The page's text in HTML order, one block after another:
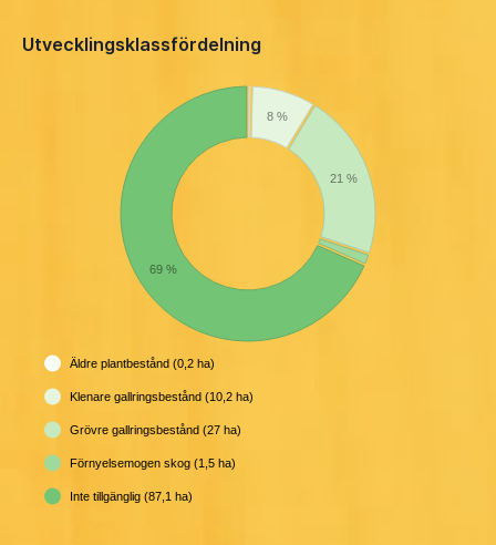
Utvecklingsklassfördelning
8 %
21 %
69 %
Äldre plantbestånd (0,2 ha)
Klenare gallringsbestånd (10,2 ha)
Grövre gallringsbestånd (27 ha)
Förnyelsemogen skog (1,5 ha)
Inte tillgänglig (87,1 ha)